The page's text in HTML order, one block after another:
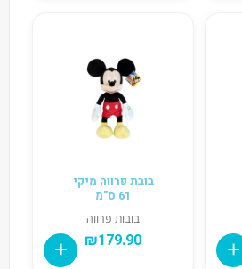
בובת פרווה מיקי
61 ס"מ
בובות פרווה
₪179.90